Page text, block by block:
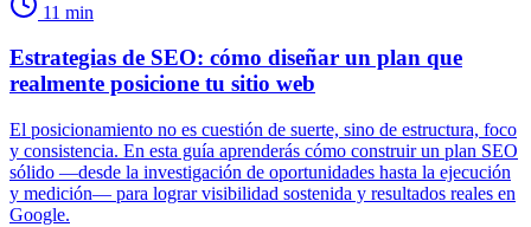
11 min
Estrategias de SEO: cómo diseñar un plan que
realmente posicione tu sitio web
El posicionamiento no es cuestión de suerte, sino de estructura, foco
y consistencia. En esta guía aprenderás cómo construir un plan SEO
sólido —desde la investigación de oportunidades hasta la ejecución
y medición— para lograr visibilidad sostenida y resultados reales en
Google.